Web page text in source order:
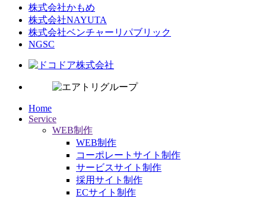
株式会社かもめ
株式会社NAYUTA
株式会社ベンチャーリパブリック
NGSC
Home
Service
WEB制作
WEB制作
コーポレートサイト制作
サービスサイト制作
採用サイト制作
ECサイト制作